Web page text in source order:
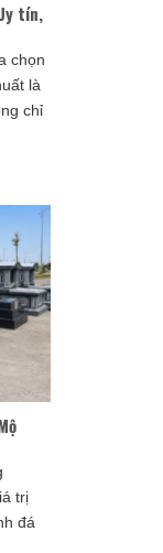
tín,
chọn
là
chỉ
trị
đá